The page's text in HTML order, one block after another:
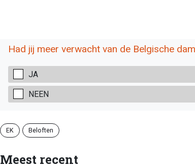
Had jij meer verwacht van de Belgische
JA
NEEN
EK Beloften
Meest recent